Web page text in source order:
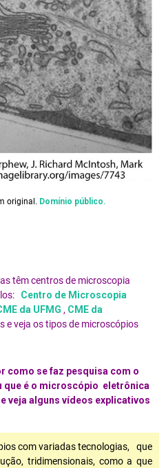
original. Domínio público.
têm centros de microscopia
Centro de Microscopia
da UFMG , CME da
e veja os tipos de microscópios
como se faz pesquisa com o
é o microscópio eletrônica
e veja alguns vídeos explicativos
com variadas tecnologias, que
tridimensionais, como a que